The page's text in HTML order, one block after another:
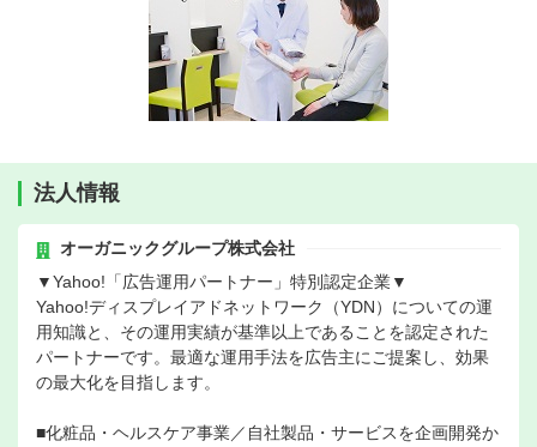
法人情報
オーガニックグループ株式会社
▼Yahoo!「広告運用パートナー」特別認定企業▼
Yahoo!ディスプレイアドネットワーク（YDN）についての運
用知識と、その運用実績が基準以上であることを認定された
パートナーです。最適な運用手法を広告主にご提案し、効果
の最大化を目指します。
■化粧品・ヘルスケア事業／自社製品・サービスを企画開発か